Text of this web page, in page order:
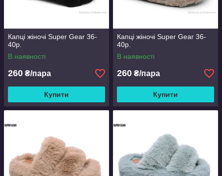
Капці жіночі Super Gear 36-
40р.
В наявності
260 ₴/пара
Купити
Капці жіночі Super Gear 36-
40р.
В наявності
260 ₴/пара
Купити